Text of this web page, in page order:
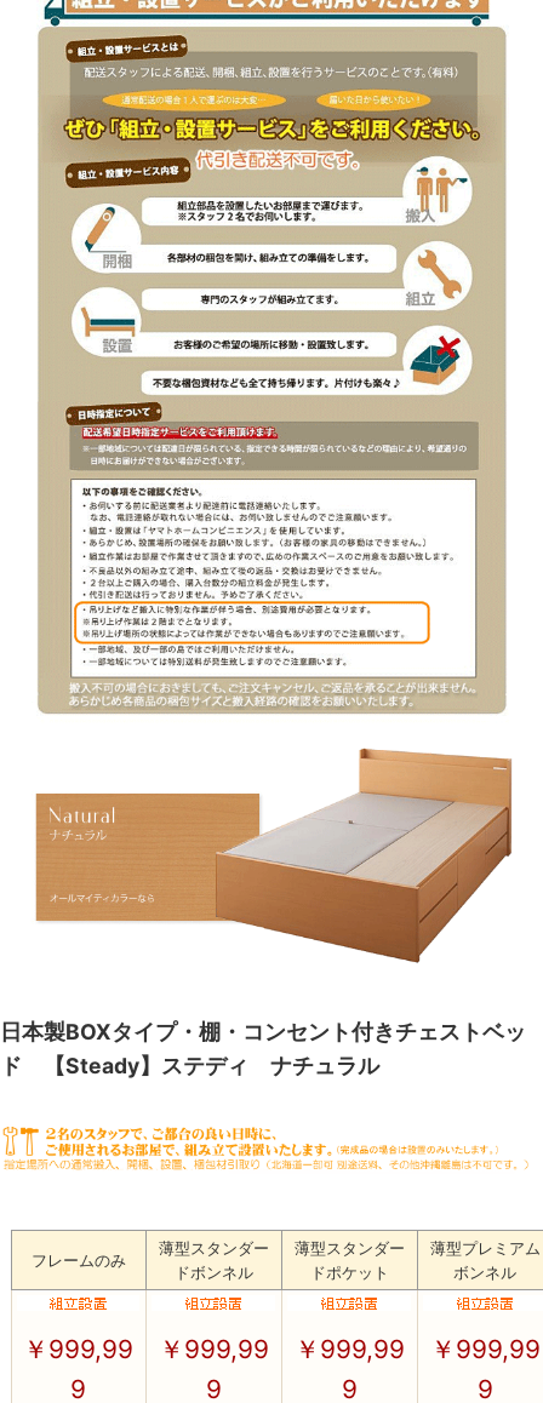
日本製BOXタイプ・棚・コンセント付きチェストベッ
ド 【Steady】ステディ ナチュラル
フレームのみ
薄型スタンダー
ドボンネル
薄型スタンダー
ドポケット
薄型プレミアム
ボンネル
￥ 999,99
9
￥ 999,99
9
￥ 999,99
9
￥ 999,99
9